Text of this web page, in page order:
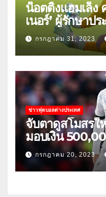
น็อตติ้งแฮมเล็ง
เนอร์’ ผู้รักษาป
สหรัฐอเมริกา
กรกฎาคม 31, 2023
ข่าวฟุตบอลต่างประเทศ
จับตาดูสโมสรใ
มอบเงิน
เกมกระชับมิตร
กรกฎาคม 20, 2023